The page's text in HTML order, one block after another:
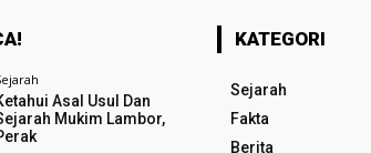
Asal Usul Dan
Mukim Lambor,
KATEGORI
Sejarah
Fakta
Berita